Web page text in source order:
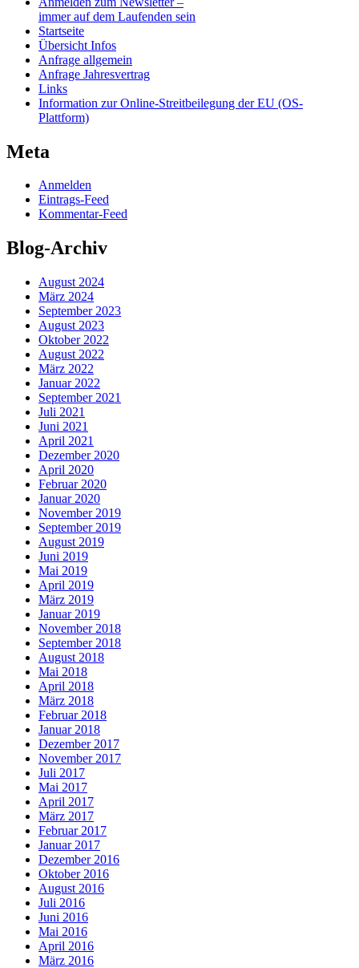
immer auf dem Laufenden sein
Startseite
Übersicht Infos
Anfrage allgemein
Anfrage Jahresvertrag
Links
Information zur Online-Streitbeilegung der EU (OS-
Plattform)
Meta
Anmelden
Eintrags-Feed
Kommentar-Feed
Blog-Archiv
August 2024
März 2024
September 2023
August 2023
Oktober 2022
August 2022
März 2022
Januar 2022
September 2021
Juli 2021
Juni 2021
April 2021
Dezember 2020
April 2020
Februar 2020
Januar 2020
November 2019
September 2019
August 2019
Juni 2019
Mai 2019
April 2019
März 2019
Januar 2019
November 2018
September 2018
August 2018
Mai 2018
April 2018
März 2018
Februar 2018
Januar 2018
Dezember 2017
November 2017
Juli 2017
Mai 2017
April 2017
März 2017
Februar 2017
Januar 2017
Dezember 2016
Oktober 2016
August 2016
Juli 2016
Juni 2016
Mai 2016
April 2016
März 2016